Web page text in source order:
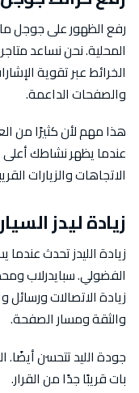
رفع الظهور على جوجل
المحلية. نحن نساعد
الخرائط عبر تقوية
والصفحات الداعمة.
هذا مهم لأن كثيرًا من
عندما يظهر نشاطك أعلى
الاتجاهات والزيارات
زيادة ليدز
زيادة الليدز تحدث
الفضولي. سبايدرلاب
زيادة الاتصالات
والثقة ومسار الصفحة.
جودة الليد تتحسن
بات قريبًا جدًا من القرار.